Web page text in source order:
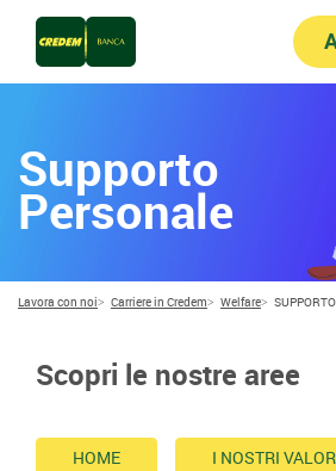
Supporto
Personale
Lavora con noi Carriere in Credem Welfare
Scopri le nostre aree
HOME I NOSTRI